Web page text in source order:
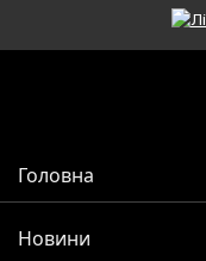
Головна
Новини